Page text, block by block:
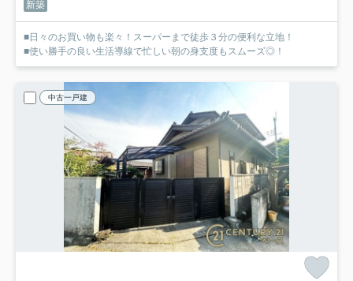
新築
■日々のお買い物も楽々！スーパーまで徒歩３分の便利な立地！
■使い勝手の良い生活導線で忙しい朝の身支度もスムーズ◎！
中古一戸建